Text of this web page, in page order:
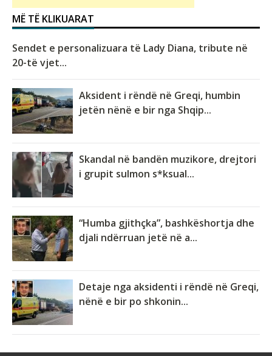
MË TË KLIKUARAT
Sendet e personalizuara të Lady Diana, tribute në
20-të vjet...
Aksident i rëndë në Greqi, humbin
jetën nënë e bir nga Shqip...
Skandal në bandën muzikore, drejtori
i grupit sulmon s*ksual...
“Humba gjithçka”, bashkëshortja dhe
djali ndërruan jetë në a...
Detaje nga aksidenti i rëndë në Greqi,
nënë e bir po shkonin...